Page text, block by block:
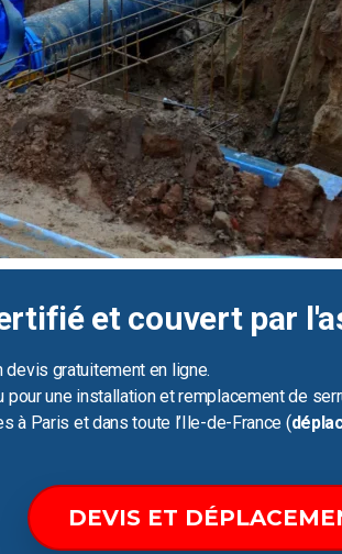
et couvert par
gratuitement en ligne.
une installation et remplacement de
à Paris et dans toute l’Ile-de-France (
DEVIS ET